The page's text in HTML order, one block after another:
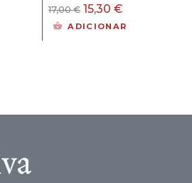
17,00€ O
preço
15,30 €O
preço
ADICIONAR